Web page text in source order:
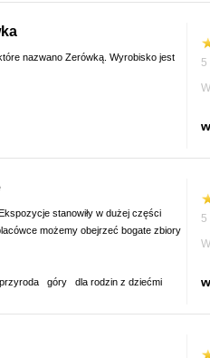
nazwano Zerówką. Wyrobisko jest
5
stanowiły w dużej części
możemy obejrzeć bogate zbiory
przyroda góry dla rodzin z dziećmi
5